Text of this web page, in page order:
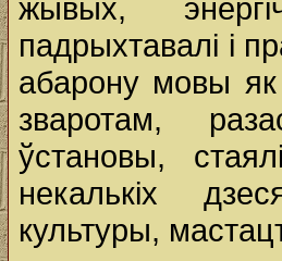
жывых,
падрыхтавалі і
абарону мовы як
зваротам,
ўстановы,
некалькіх
культуры,